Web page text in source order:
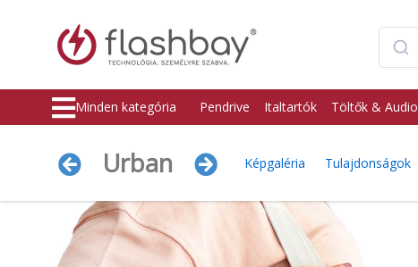
Minden kategória Pendrive Italtartók Töltők & Audio
Urban Képgaléria Tulajdonságok